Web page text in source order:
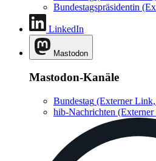
Bundestagspräsidentin
LinkedIn
Mastodon
Mastodon-Kanäle
Bundestag (Externer
hib-Nachrichten